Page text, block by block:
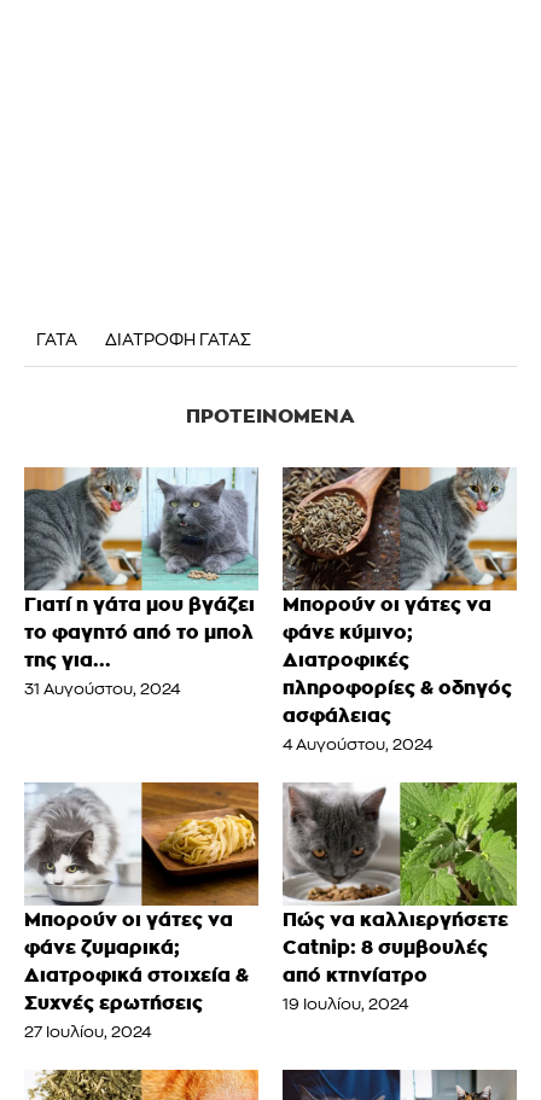
ΓΑΤΑ ΔΙΑΤΡΟΦΗ ΓΑΤΑΣ
ΠΡΟΤΕΙΝΌΜΕΝΑ
Γιατί η γάτα μου βγάζει
το φαγητό από το μπολ
της για...
31 Αυγούστου, 2024
Μπορούν οι γάτες να
φάνε κύμινο;
Διατροφικές
πληροφορίες & οδηγός
ασφάλειας
4 Αυγούστου, 2024
Μπορούν οι γάτες να
φάνε ζυμαρικά;
Διατροφικά στοιχεία &
Συχνές ερωτήσεις
27 Ιουλίου, 2024
Πώς να καλλιεργήσετε
Catnip: 8 συμβουλές
από κτηνίατρο
19 Ιουλίου, 2024